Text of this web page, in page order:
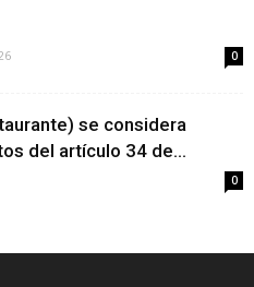
0
se considera
del artículo 34 de...
0